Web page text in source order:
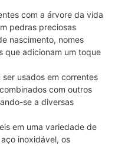
com a árvore da vida
pedras preciosas
nascimento, nomes
que adicionam um toque
ser usados em correntes
com outros
se a diversas
em uma variedade de
inoxidável, os